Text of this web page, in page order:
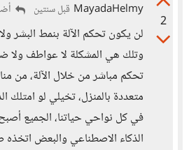
2
MayadaHelmy قبل سنتين
لن يكون تحكم الآلة بنمط البشر
وتلك هي المشكلة لا عواطف ولا
تحكم مباشر من خلال الآلة، من
متعددة بالمنزل، تخيلي لو امتلك
في كل نواحي حياتنا، الجميع
الذكاء الاصطناعي والبعض اتخذه